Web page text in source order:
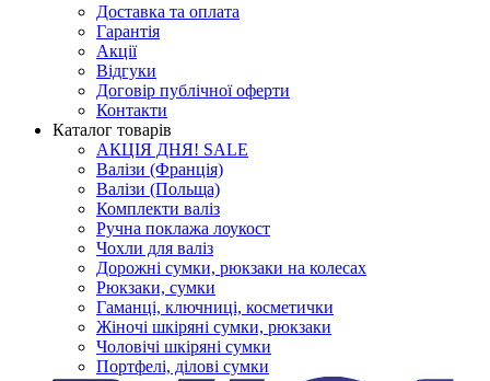
Доставка та оплата
Гарантія
Акції
Відгуки
Договір публічної оферти
Контакти
Каталог товарів
АКЦІЯ ДНЯ! SALE
Валізи (Франція)
Валізи (Польща)
Комплекти валіз
Ручна поклажа лоукост
Чохли для валіз
Дорожні сумки, рюкзаки на колесах
Рюкзаки, сумки
Гаманці, ключниці, косметички
Жіночі шкіряні сумки, рюкзаки
Чоловічі шкіряні сумки
Портфелі, ділові сумки